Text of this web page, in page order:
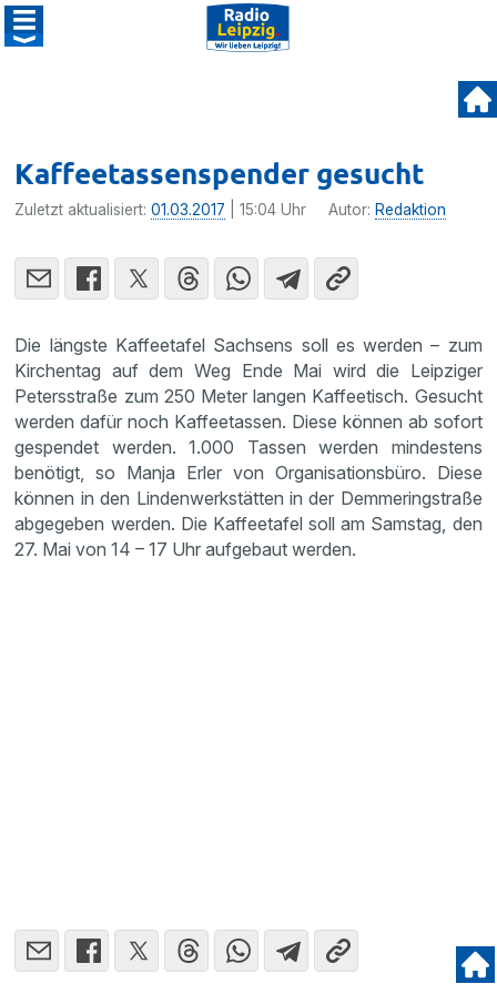
Kaffeetas­senspender gesucht
Zuletzt aktualisiert:01.03.2017 | 15:04 Uhr Autor: Redaktion
Die längste Kaffee­tafel Sachsens soll es werden – zum
Kirchentag auf dem Weg Ende Mai wird die Leipziger
Peters­straße zum 250 Meter langen Kaffee­tisch. Gesucht
werden dafür noch Kaffee­tassen. Diese können ab sofort
gespendet werden. 1.000 Tassen werden mindes­tens
benötigt, so Manja Erler von Organi­sa­ti­ons­büro. Diese
können in den Linden­werk­stätten in der Demme­ring­straße
abgegeben werden. Die Kaffee­tafel soll am Samstag, den
27. Mai von 14 – 17 Uhr aufge­baut werden.